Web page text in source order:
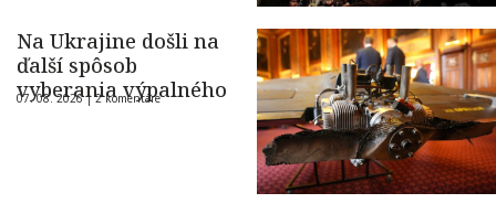
Na Ukrajine došli na
ďalší spôsob
vyberania výpalného
07. 08. 2026 |2 komentáre